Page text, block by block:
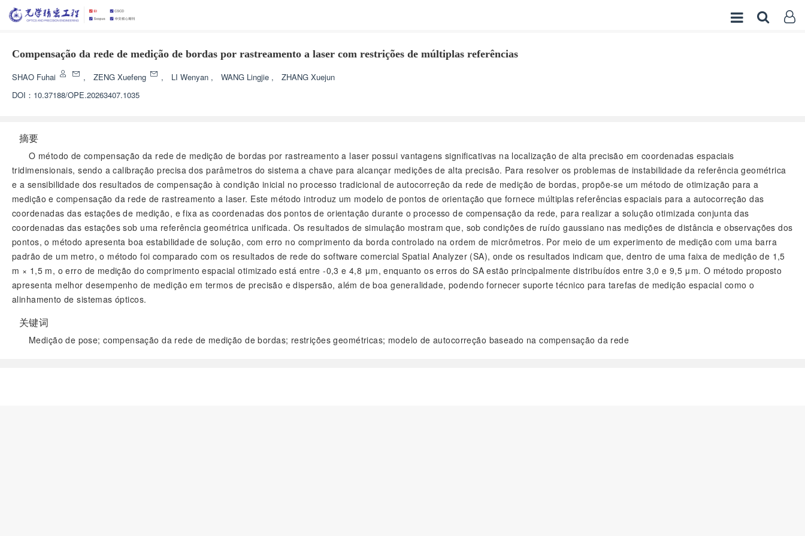
Compensação da rede de medição de bordas por rastreamento a laser com restrições de múltiplas referências
SHAO Fuhai , ZENG Xuefeng , LI Wenyan , WANG Lingjie ,
ZHANG Xuejun
DOI： 10.37188/OPE.20263407.1035
摘要
O método de compensação da rede de medição de bordas por rastreamento a laser possui vantagens significativas na localização de alta precisão em coordenadas espaciais
tridimensionais, sendo a calibração precisa dos parâmetros do sistema a chave para alcançar medições de alta precisão. Para resolver os problemas de instabilidade da referência geométrica
e a sensibilidade dos resultados de compensação à condição inicial no processo tradicional de autocorreção da rede de medição de bordas, propõe-se um método de otimização para a
medição e compensação da rede de rastreamento a laser. Este método introduz um modelo de pontos de orientação que fornece múltiplas referências espaciais para a autocorreção das
coordenadas das estações de medição, e fixa as coordenadas dos pontos de orientação durante o processo de compensação da rede, para realizar a solução otimizada conjunta das
coordenadas das estações sob uma referência geométrica unificada. Os resultados de simulação mostram que, sob condições de ruído gaussiano nas medições de distância e observações dos
pontos, o método apresenta boa estabilidade de solução, com erro no comprimento da borda controlado na ordem de micrômetros. Por meio de um experimento de medição com uma barra
padrão de um metro, o método foi comparado com os resultados de rede do software comercial Spatial Analyzer (SA), onde os resultados indicam que, dentro de uma faixa de medição de 1,5
m × 1,5 m, o erro de medição do comprimento espacial otimizado está entre -0,3 e 4,8 μm, enquanto os erros do SA estão principalmente distribuídos entre 3,0 e 9,5 μm. O método proposto
apresenta melhor desempenho de medição em termos de precisão e dispersão, além de boa generalidade, podendo fornecer suporte técnico para tarefas de medição espacial como o
alinhamento de sistemas ópticos.
关键词
Medição de pose; compensação da rede de medição de bordas; restrições geométricas; modelo de autocorreção baseado na compensação da rede